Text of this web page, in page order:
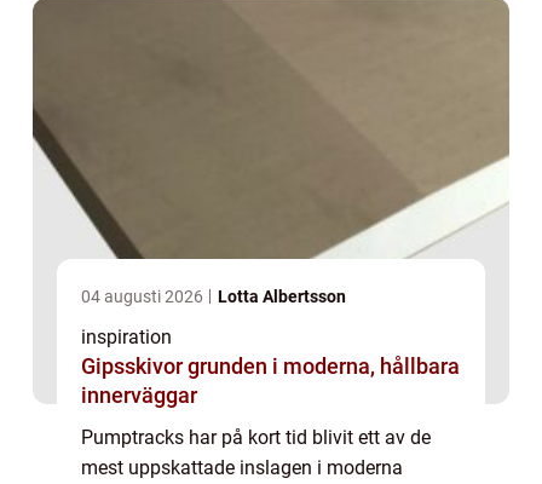
04 augusti 2026 Lotta Albertsson
inspiration
Gipsskivor grunden i moderna, hållbara
innerväggar
Pumptracks har på kort tid blivit ett av de
mest uppskattade inslagen i moderna